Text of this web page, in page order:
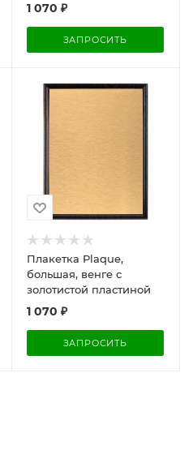
1 070 ₽
ЗАПРОСИТЬ
Плакетка Plaque,
большая, венге с
золотистой пластиной
1 070 ₽
ЗАПРОСИТЬ